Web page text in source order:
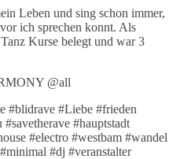
Leben und sing schon immer,
ich sprechen konnt. Als
Kurse belegt und war 3
@all
#blidrave #Liebe #frieden
#hauptstadt
#electro #westbam #wandel
#dj #veranstalter